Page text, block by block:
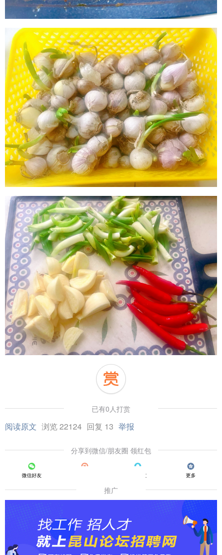
已有0人打赏
阅读原文 浏览 22124 回复 13 举报
分享到微信/朋友圈 领红包
微信好友 QQ好友 更多
推广